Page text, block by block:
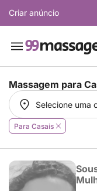
Criar anúncio
Massagem para
Selecione uma
Selecione uma
Para Casais